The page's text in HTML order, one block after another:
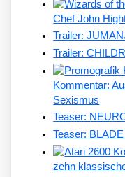
Chef John
Trailer:
Trailer:
Kommentar:
Sexismus
Teaser:
Teaser:
zehn